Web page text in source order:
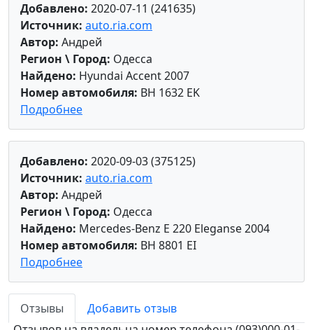
Добавлено: 2020-07-11 (241635)
Источник: auto.ria.com
Автор: Андрей
Регион \ Город: Одесса
Найдено: Hyundai Accent 2007
Номер автомобиля: BH 1632 EK
Подробнее
Добавлено: 2020-09-03 (375125)
Источник: auto.ria.com
Автор: Андрей
Регион \ Город: Одесса
Найдено: Mercedes-Benz E 220 Eleganse 2004
Номер автомобиля: BH 8801 EI
Подробнее
Отзывы
Добавить отзыв